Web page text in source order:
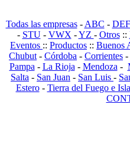
Todas las empresas- ABC - DEF
- STU- VWX -YZ - Otros::
Eventos :: Productos :: Buenos
Chubut - Córdoba - Corrientes -
Pampa - La Rioja - Mendoza -
Salta - San Juan - San Luis -
Estero- Tierra del Fuego e